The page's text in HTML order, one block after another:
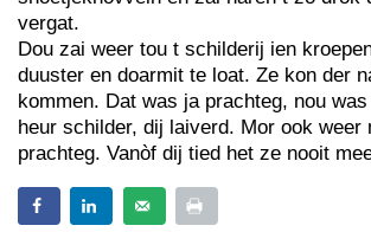
vergat.
Dou zai weer tou t schilderij ien
duuster en doarmit te loat. Ze kon der
kommen. Dat was ja prachteg, nou
heur schilder, dij laiverd. Mor ook weer
prachteg. Vanòf dij tied het ze nooit